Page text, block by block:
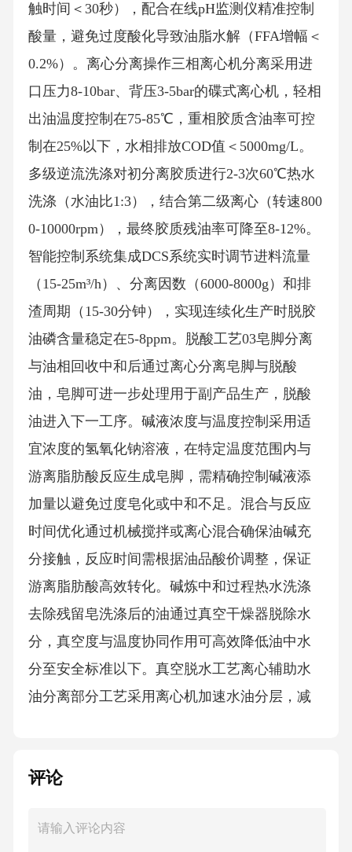
触时间＜30秒），配合在线pH监测仪精准控制
酸量，避免过度酸化导致油脂水解（FFA增幅＜
0.2%）。离心分离操作三相离心机分离采用进
口压力8-10bar、背压3-5bar的碟式离心机，轻相
出油温度控制在75-85℃，重相胶质含油率可控
制在25%以下，水相排放COD值＜5000mg/L。
多级逆流洗涤对初分离胶质进行2-3次60℃热水
洗涤（水油比1:3），结合第二级离心（转速800
0-10000rpm），最终胶质残油率可降至8-12%。
智能控制系统集成DCS系统实时调节进料流量
（15-25m³/h）、分离因数（6000-8000g）和排
渣周期（15-30分钟），实现连续化生产时脱胶
油磷含量稳定在5-8ppm。脱酸工艺03皂脚分离
与油相回收中和后通过离心分离皂脚与脱酸
油，皂脚可进一步处理用于副产品生产，脱酸
油进入下一工序。碱液浓度与温度控制采用适
宜浓度的氢氧化钠溶液，在特定温度范围内与
游离脂肪酸反应生成皂脚，需精确控制碱液添
加量以避免过度皂化或中和不足。混合与反应
时间优化通过机械搅拌或离心混合确保油碱充
分接触，反应时间需根据油品酸价调整，保证
游离脂肪酸高效转化。碱炼中和过程热水洗涤
去除残留皂洗涤后的油通过真空干燥器脱除水
分，真空度与温度协同作用可高效降低油中水
分至安全标准以下。真空脱水工艺离心辅助水
油分离部分工艺采用离心机加速水油分层，减
油温以避免乳化，同时控制水油比例以最大限
酸控制通过近红外或滴定法实时监测混合油酸
评论